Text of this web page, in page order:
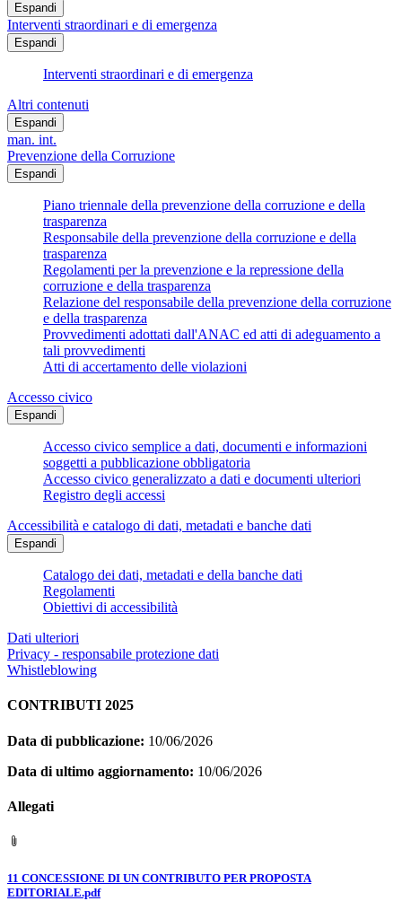
Espandi
Interventi straordinari e di emergenza
Espandi
Interventi straordinari e di emergenza
Altri contenuti
Espandi
man. int.
Prevenzione della Corruzione
Espandi
Piano triennale della prevenzione della corruzione e della
trasparenza
Responsabile della prevenzione della corruzione e della
trasparenza
Regolamenti per la prevenzione e la repressione della
corruzione e della trasparenza
Relazione del responsabile della prevenzione della corruzione
e della trasparenza
Provvedimenti adottati dall'ANAC ed atti di adeguamento a
tali provvedimenti
Atti di accertamento delle violazioni
Accesso civico
Espandi
Accesso civico semplice a dati, documenti e informazioni
soggetti a pubblicazione obbligatoria
Accesso civico generalizzato a dati e documenti ulteriori
Registro degli accessi
Accessibilità e catalogo di dati, metadati e banche dati
Espandi
Catalogo dei dati, metadati e della banche dati
Regolamenti
Obiettivi di accessibilità
Dati ulteriori
Privacy - responsabile protezione dati
Whistleblowing
CONTRIBUTI 2025
Data di pubblicazione: 10/06/2026
Data di ultimo aggiornamento: 10/06/2026
Allegati
11 CONCESSIONE DI UN CONTRIBUTO PER PROPOSTA
EDITORIALE.pdf